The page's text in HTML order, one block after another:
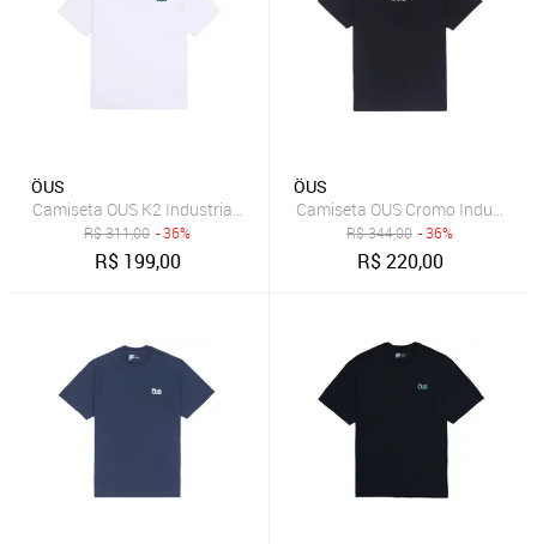
ÖUS
Camiseta OUS K2 Industrial Masculina Branco
R$311,00 - 36%
R$ 199,00
ÖUS
Camiseta OUS Cromo
R$344,00 - 36%
R$220,00